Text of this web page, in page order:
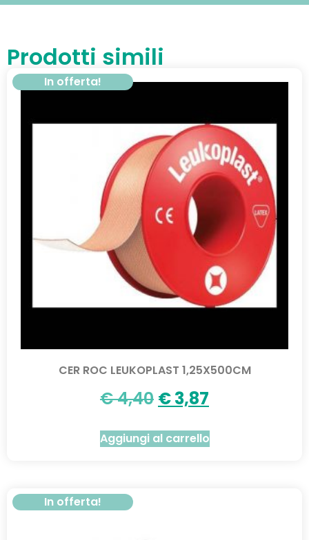
Prodotti simili
In offerta!
CER ROC LEUKOPLAST 1,25X500CM
€4,40 €3,87
Aggiungi al carrello
In offerta!